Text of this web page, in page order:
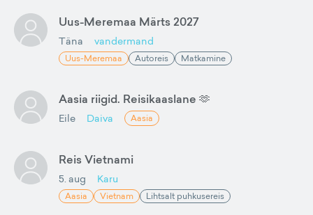
Uus-Meremaa Märts 2027
Täna vandermand
Uus-Meremaa Autoreis Matkamine
Aasia riigid. Reisikaaslane 🫶
Eile Daiva Aasia
Reis Vietnami
5. aug Karu
Aasia Vietnam Lihtsalt puhkusereis